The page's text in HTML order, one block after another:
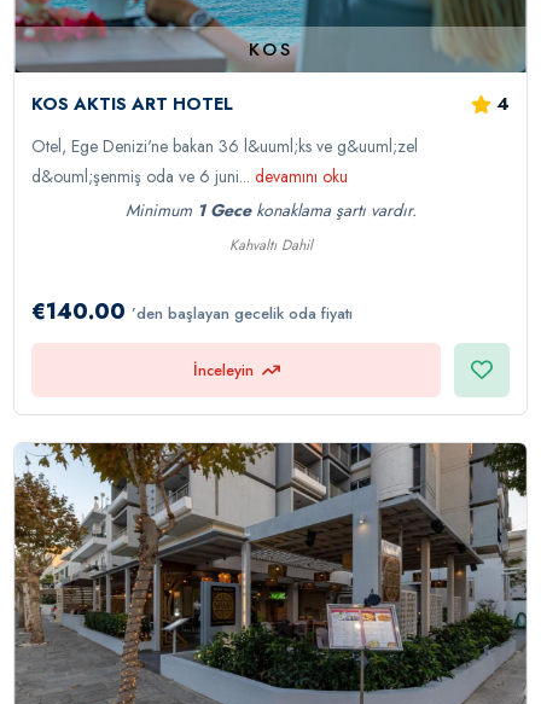
KOS
KOS AKTIS ART HOTEL 4
Otel, Ege Denizi'ne bakan 36 l&uuml;ks ve g&uuml;zel
d&ouml;şenmiş oda ve 6 juni...devamını oku
Minimum 1 Gecekonaklama şartı vardır.
Kahvaltı Dahil
€140.00 ’den başlayan gecelik oda fiyatı
İnceleyin